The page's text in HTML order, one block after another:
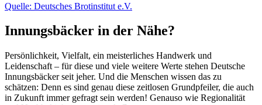
Quelle: Deutsches Brotinstitut e.V.
Innungsbäcker in der Nähe?
Persönlichkeit, Vielfalt, ein meisterliches Handwerk und
Leidenschaft – für diese und viele weitere Werte stehen Deutsche
Innungsbäcker seit jeher. Und die Menschen wissen das zu
schätzen: Denn es sind genau diese zeitlosen Grundpfeiler, die auch
in Zukunft immer gefragt sein werden! Genauso wie Regionalität